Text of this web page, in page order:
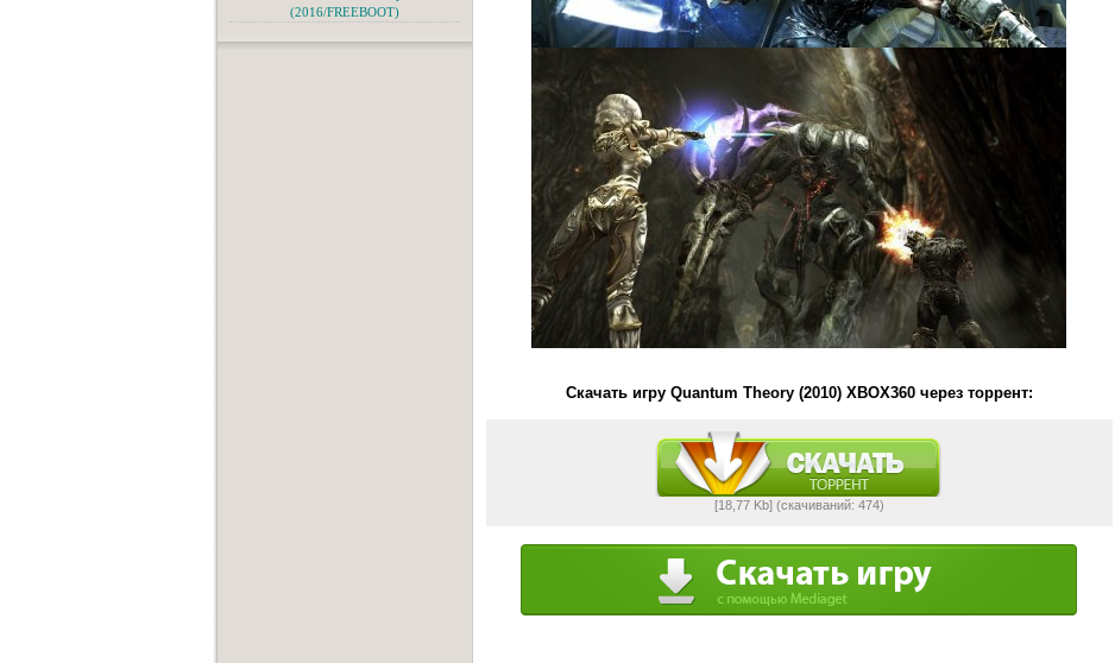
Скачать игру Quantum Theory (2010) XBOX360 через торрент:
[18,77 Kb] (cкачиваний: 474)
(2016/FREEBOOT)